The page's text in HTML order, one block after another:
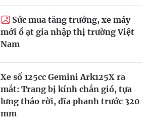
Sức mua tăng trưởng, xe máy
mới ồ ạt gia nhập thị trường Việt
Nam
Xe số 125cc Gemini Ark125X ra
mắt: Trang bị kính chắn gió, tựa
lưng tháo rời, đĩa phanh trước 320
mm